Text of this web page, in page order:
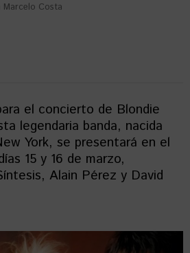
Marcelo Costa
el concierto de Blondie
legendaria banda, nacida
York, se presentará en el
15 y 16 de marzo,
Alain Pérez y David